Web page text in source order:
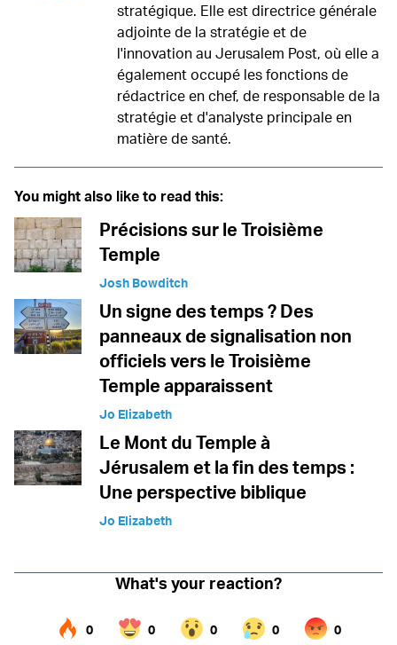
stratégique. Elle est directrice générale
adjointe de la stratégie et de
l'innovation au Jerusalem Post, où elle a
également occupé les fonctions de
rédactrice en chef, de responsable de la
stratégie et d'analyste principale en
matière de santé.
You might also like to read this:
Précisions sur le Troisième
Temple
Josh Bowditch
Un signe des temps ? Des
panneaux de signalisation non
officiels vers le Troisième
Temple apparaissent
Jo Elizabeth
Le Mont du Temple à
Jérusalem et la fin des temps :
Une perspective biblique
Jo Elizabeth